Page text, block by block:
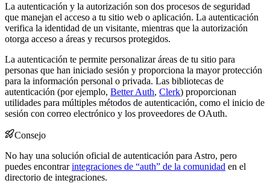
La autenticación y la autorización son dos procesos de seguridad
que manejan el acceso a tu sitio web o aplicación. La autenticación
verifica la identidad de un visitante, mientras que la autorización
otorga acceso a áreas y recursos protegidos.
La autenticación te permite personalizar áreas de tu sitio para
personas que han iniciado sesión y proporciona la mayor protección
para la información personal o privada. Las bibliotecas de
autenticación (por ejemplo, Better Auth, Clerk) proporcionan
utilidades para múltiples métodos de autenticación, como el inicio de
sesión con correo electrónico y los proveedores de OAuth.
Consejo
No hay una solución oficial de autenticación para Astro, pero
puedes encontrarintegraciones de “auth” de la comunidad en el
directorio de integraciones.